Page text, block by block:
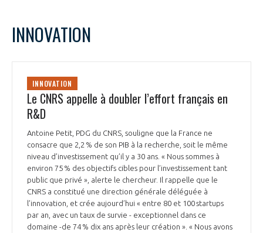
INNOVATION
INNOVATION
Le CNRS appelle à doubler l’effort français en
R&D
Antoine Petit, PDG du CNRS, souligne que la France ne
consacre que 2,2 % de son PIB à la recherche, soit le même
niveau d’investissement qu’il y a 30 ans. « Nous sommes à
environ 75 % des objectifs cibles pour l’investissement tant
public que privé », alerte le chercheur. Il rappelle que le
CNRS a constitué une direction générale déléguée à
l’innovation, et crée aujourd’hui « entre 80 et 100 startups
par an, avec un taux de survie - exceptionnel dans ce
domaine -de 74 % dix ans après leur création ». « Nous avons